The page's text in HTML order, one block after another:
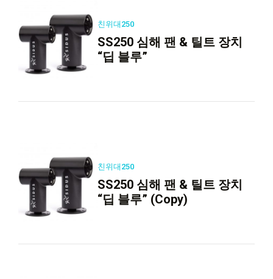
친위대250
SS250 심해 팬 & 틸트 장치
“딥 블루”
친위대250
SS250 심해 팬 & 틸트 장치
“딥 블루” (Copy)